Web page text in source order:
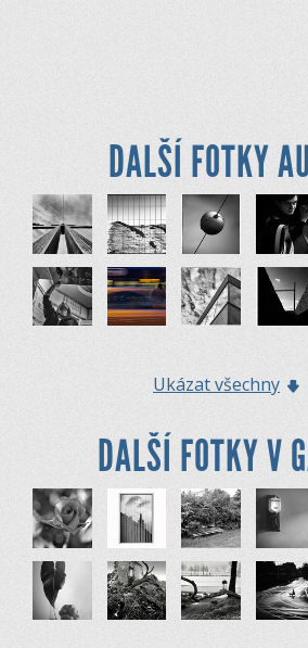
DALŠÍ FOTKY
Ukázat všechny
DALŠÍ FOTKY V